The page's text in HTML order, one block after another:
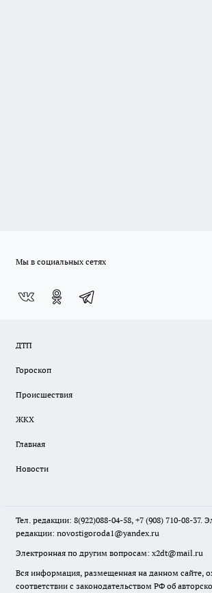
Мы в социальных сетях
ДТП
Гороскоп
Происшествия
ЖКХ
Главная
Новости
Тел. редакции: 8(922)088-04-58, +7 (908) 710-08-37.
редакции: novostigoroda1@yandex.ru
Электронная по другим вопросам: x2dt@mail.ru
Вся информация, размещенная на данном сайте,
соответствии с законодательством РФ об